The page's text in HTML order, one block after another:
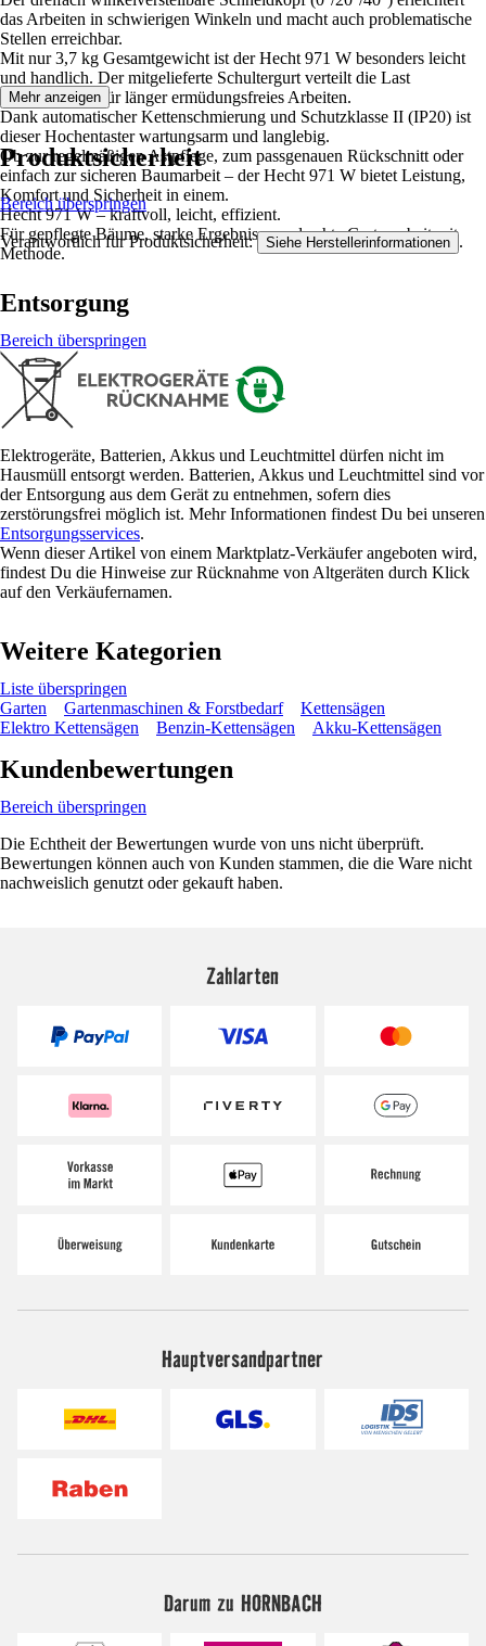
das Arbeiten in schwierigen Winkeln und macht auch problematische
Stellen erreichbar.
Mit nur 3,7 kg Gesamtgewicht ist der Hecht 971 W besonders leicht
und handlich. Der mitgelieferte Schultergurt verteilt die Last
gleichmäßig – für länger ermüdungsfreies Arbeiten.
Dank automatischer Kettenschmierung und Schutzklasse II (IP20) ist
dieser Hochentaster wartungsarm und langlebig.
Ob zur regelmäßigen Astpflege, zum passgenauen Rückschnitt oder
einfach zur sicheren Baumarbeit – der Hecht 971 W bietet Leistung,
Komfort und Sicherheit in einem.
Hecht 971 W – kraftvoll, leicht, effizient.
Für gepflegte Bäume, starke Ergebnisse und echte Gartenarbeit mit
Methode.
Mehr anzeigen
Produktsicherheit
Bereich überspringen
Verantwortlich für Produktsicherheit: Siehe Herstellerinformationen .
Entsorgung
Bereich überspringen
Elektrogeräte, Batterien, Akkus und Leuchtmittel dürfen nicht im
Hausmüll entsorgt werden. Batterien, Akkus und Leuchtmittel sind vor
der Entsorgung aus dem Gerät zu entnehmen, sofern dies
zerstörungsfrei möglich ist. Mehr Informationen findest Du bei unseren
Entsorgungsservices.
Wenn dieser Artikel von einem Marktplatz-Verkäufer angeboten wird,
findest Du die Hinweise zur Rücknahme von Altgeräten durch Klick
auf den Verkäufernamen.
Weitere Kategorien
Liste überspringen
Garten
Gartenmaschinen & Forstbedarf
Kettensägen
Elektro Kettensägen
Benzin-Kettensägen Akku-Kettensägen
Kundenbewertungen
Bereich überspringen
Die Echtheit der Bewertungen wurde von uns nicht überprüft.
Bewertungen können auch von Kunden stammen, die die Ware nicht
nachweislich genutzt oder gekauft haben.
Zahlarten
Hauptversandpartner
Darum zu HORNBACH